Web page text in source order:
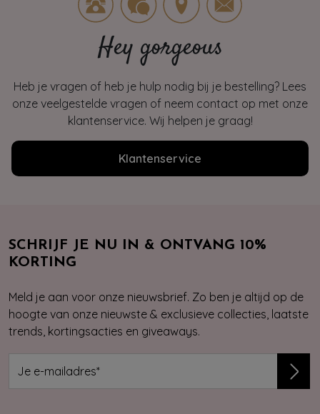
Hey gorgeous
Heb je vragen of heb je hulp nodig bij je bestelling? Lees
onze veelgestelde vragen of neem contact op met onze
klantenservice. Wij helpen je graag!
Klantenservice
SCHRIJF JE NU IN & ONTVANG 10%
KORTING
Meld je aan voor onze nieuwsbrief. Zo ben je altijd op de
hoogte van onze nieuwste & exclusieve collecties, laatste
trends, kortingsacties en giveaways.